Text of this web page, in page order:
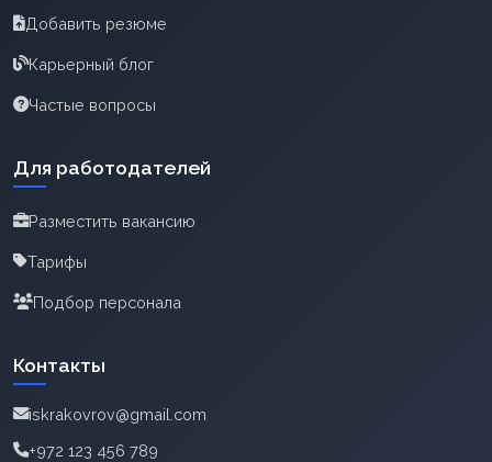
Добавить резюме
Карьерный блог
Частые вопросы
Для работодателей
Разместить вакансию
Тарифы
Подбор персонала
Контакты
iskrakovrov@gmail.com
+972 123 456 789